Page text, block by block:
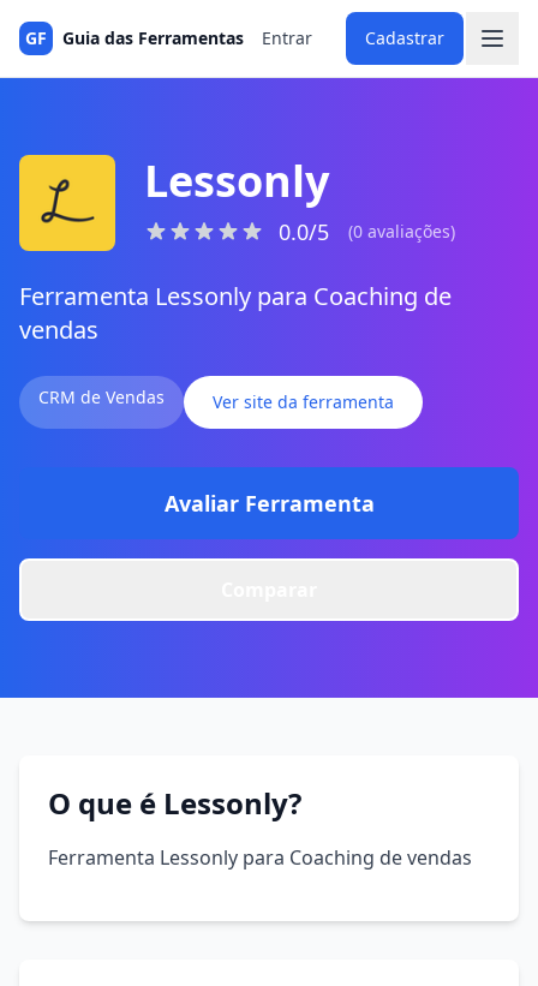
GF Guia das Ferramentas Entrar Cadastrar
Lessonly
0.0/5 (0 avaliações)
Ferramenta Lessonly para Coaching de
vendas
CRM de Vendas Ver site da ferramenta
Avaliar Ferramenta
O que é Lessonly?
Ferramenta Lessonly para Coaching de vendas